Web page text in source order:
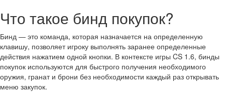
Что такое бинд покупок?
Бинд — это команда, которая назначается на определенную
клавишу, позволяет игроку выполнять заранее определенные
действия нажатием одной кнопки. В контексте игры CS 1.6, бинды
покупок используются для быстрого получения необходимого
оружия, гранат и брони без необходимости каждый раз открывать
меню закупок.